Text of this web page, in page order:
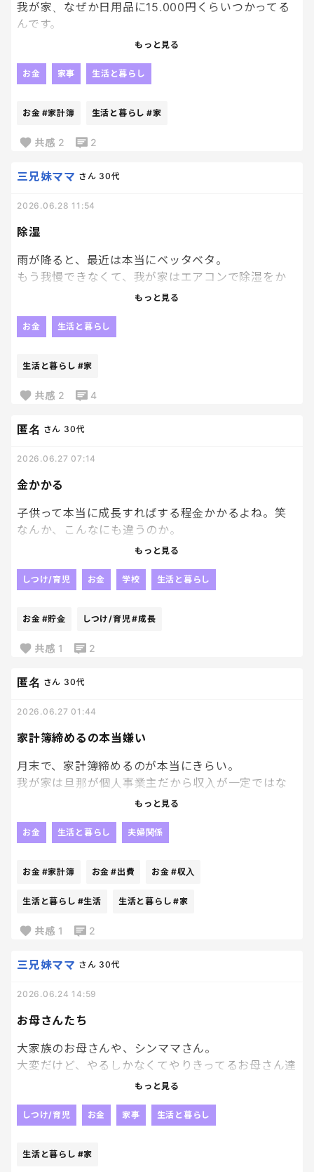
我が家、なぜか日用品に15.000円くらいつかってる
んです。
毎日家計簿つけてて、なぜ？？と思っちゃうんだけ
もっと見る
お金 家事 生活と暮らし
お金 #家計簿 生活と暮らし #家
共感 2 2
除湿
三兄妹ママ さん 30代
2026.06.28 11:54
雨が降ると、最近は本当にベッタベタ。
もう我慢できなくて、我が家はエアコンで除湿をか
夏前に、あまりエアコンをつかいたくないんだけど
もっと見る
お金 生活と暮らし
生活と暮らし #家
共感 2 4
金かかる
匿名 さん 30代
2026.06.27 07:14
子供って本当に成長すればする程金かかるよね。笑
なんか、こんなにも違うのか。
と、過去の自分を憎んでいる。
もっと、子供が小さい頃から貯金を必死にやっておけ
もっと見る
しつけ/育児 お金 学校 生活と暮らし
お金 #貯金 しつけ/育児#成長
共感 1 2
家計簿締めるの本当嫌い
匿名 さん 30代
2026.06.27 01:44
月末で、家計簿締めるのが本当にきらい。
我が家は旦那が個人事業主だから収入が一定ではな
い為、毎月びくびくしながら生活してるからね。
収入が少なくても、出費は変わらないからねぇ
もっと見る
お金 生活と暮らし 夫婦関係
お金 #家計簿 お金 #出費 お金 #収入
生活と暮らし #生活 生活と暮らし #家
共感 1 2
お母さんたち
三兄妹ママ さん 30代
2026.06.24 14:59
大家族のお母さんや、シンママさん。
大変だけど、やるしかなくてやりきってるお母さん達
を見ると私もがんばらな！！って思える。
今、私が悩んでる事なんて
もっと見る
しつけ/育児 お金 家事 生活と暮らし
生活と暮らし #家